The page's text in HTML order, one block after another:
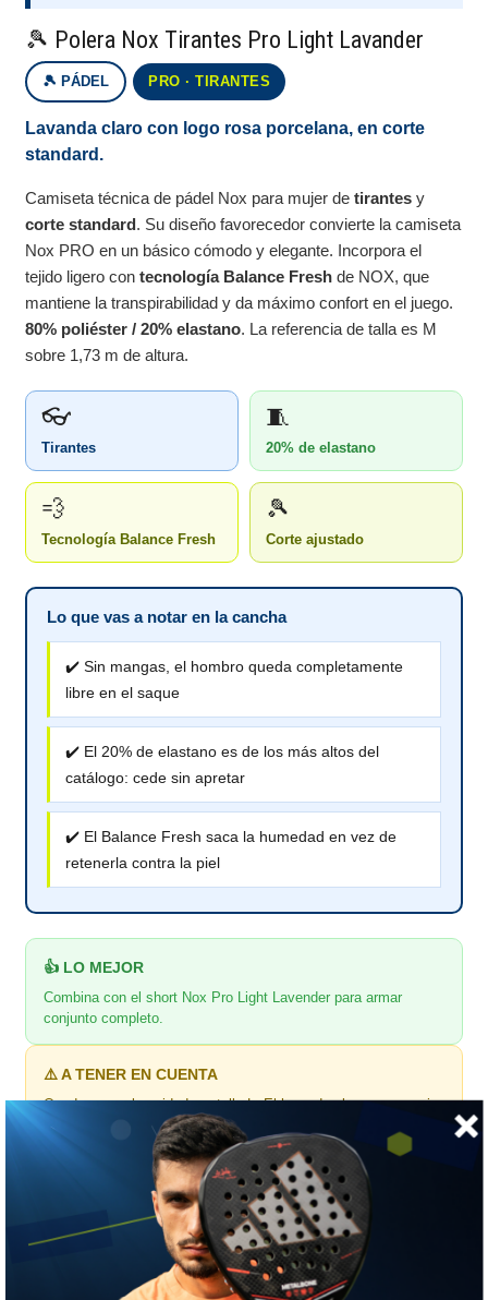
🎾 Polera Nox Tirantes Pro Light Lavander
🎾 PÁDEL PRO · TIRANTES
Lavanda claro con logo rosa porcelana, en corte
standard.
Camiseta técnica de pádel Nox para mujer detirantes y
corte standard. Su diseño favorecedor convierte la camiseta
Nox PRO en un básico cómodo y elegante. Incorpora el
tejido ligero contecnología Balance Fresh de NOX, que
mantiene la transpirabilidad y da máximo confort en el juego.
80% poliéster / 20% elastano. La referencia de talla es M
sobre 1,73 m de altura.
👓
Tirantes
🧵
20% de elastano
💨
Tecnología Balance Fresh
🎾
Corte ajustado
Lo que vas a notar en la cancha
✔️ Sin mangas, el hombro queda completamente
libre en el saque
✔️ El 20% de elastano es de los más altos del
catálogo: cede sin apretar
✔️ El Balance Fresh saca la humedad en vez de
retenerla contra la piel
👍 LO MEJOR
Combina con el short Nox Pro Light Lavender para armar
conjunto completo.
⚠️ A TENER EN CUENTA
Queda una sola unidad, en talla L. El lavanda claro se ensucia
🎯 ¿Para quién es?
Para la que quiere conjunto completo en un tono poco visto.
📏 GUÍA DE TALLAS